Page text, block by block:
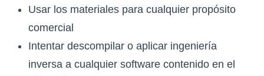
Usar los materiales para cualquier propósito
comercial
Intentar descompilar o aplicar ingeniería
inversa a cualquier software contenido en el